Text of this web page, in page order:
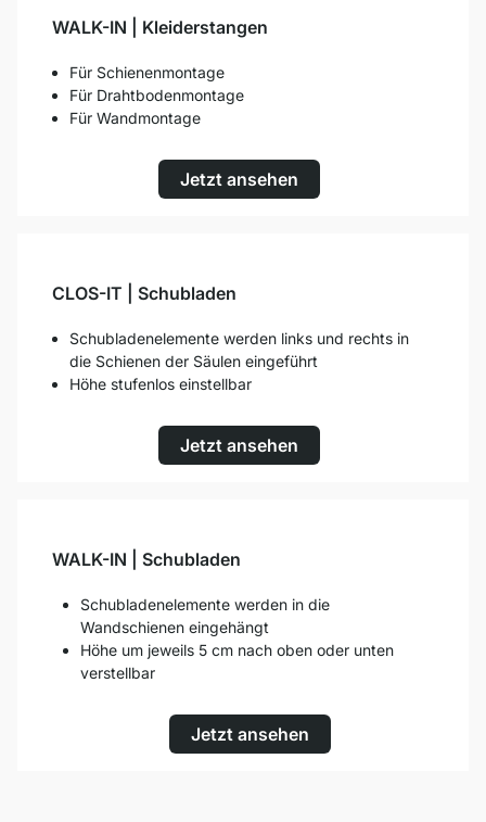
WALK-IN | Kleiderstangen
Für Schienenmontage
Für Drahtbodenmontage
Für Wandmontage
Jetzt ansehen
CLOS-IT | Schubladen
Schubladenelemente werden links und rechts in
die Schienen der Säulen eingeführt
Höhe stufenlos einstellbar
Jetzt ansehen
WALK-IN | Schubladen
Schubladenelemente werden in die
Wandschienen eingehängt
Höhe um jeweils 5 cm nach oben oder unten
verstellbar
Jetzt ansehen